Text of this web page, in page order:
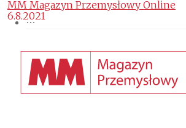
MM Magazyn Przemysłowy Online
6.8.2021